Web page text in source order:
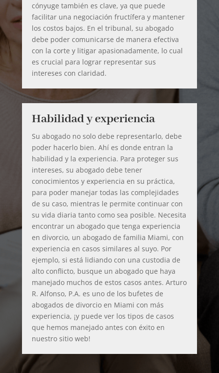
cónyuge también es clave, ya que puede
facilitar una negociación fructífera y mantener
los costos bajos. En el tribunal, su abogado
debe poder comunicarse de manera efectiva
con la corte y litigar apasionadamente, lo cual
es crucial para lograr representar sus
intereses con claridad.
Habilidad y experiencia
Su abogado no solo debe representarlo, debe
poder hacerlo bien. Ahí es donde entran la
habilidad y la experiencia. Para proteger sus
intereses, su abogado debe tener
conocimientos y experiencia en su práctica,
para poder manejar todas las complejidades
de su caso, mientras le permite continuar con
su vida diaria tanto como sea posible. Necesita
encontrar un abogado que tenga experiencia
en divorcio, un abogado de familia Miami, con
experiencia en casos similares al suyo. Por
ejemplo, si está lidiando con una custodia de
alto conflicto, busque un abogado que haya
manejado muchos de estos casos antes. Arturo
R. Alfonso, P.A. es uno de los bufetes de
abogados de divorcio en Miami con más
experiencia, ¡y puede ver los tipos de casos
que hemos manejado antes con éxito en
nuestro sitio web!